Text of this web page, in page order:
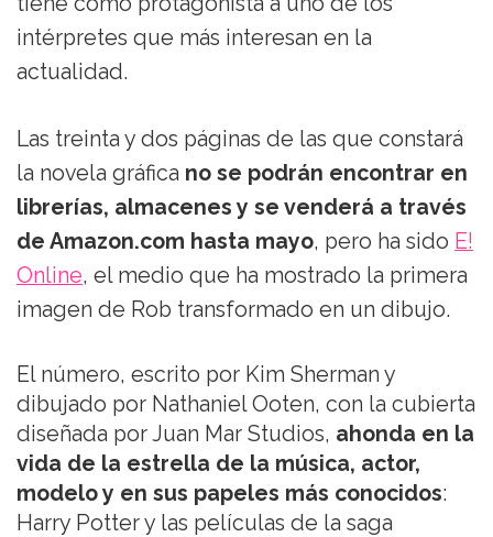
intérpretes que más interesan en la
actualidad.
Las treinta y dos páginas de las que constará
la novela gráfica no se podrán encontrar en
librerías, almacenes y se venderá a través
de Amazon.com hasta mayo, pero ha sido E!
Online, el medio que ha mostrado la primera
imagen de Rob transformado en un dibujo.
El número, escrito por Kim Sherman y
dibujado por Nathaniel Ooten, con la cubierta
diseñada por Juan Mar Studios, ahonda en la
vida de la estrella de la música, actor,
modelo y en sus papeles más conocidos:
Harry Potter y las películas de la saga